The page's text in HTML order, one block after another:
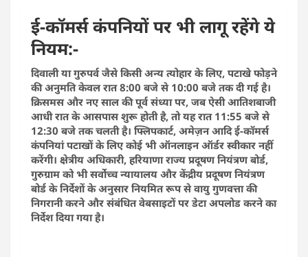
ई-कॉमर्स कंपनियों पर भी लागू रहेंगे ये
नियम:-
दिवाली या गुरुपर्व जैसे किसी अन्य त्योहार के लिए, पटाखे फोड़ने
की अनुमति केवल रात 8:00 बजे से 10:00 बजे तक दी गई है।
क्रिसमस और नए साल की पूर्व संध्या पर, जब ऐसी आतिशबाजी
आधी रात के आसपास शुरू होती है, तो यह रात 11:55 बजे से
12:30 बजे तक चलती है। फ्लिपकार्ट, अमेज़न आदि ई-कॉमर्स
कंपनियां पटाखों के लिए कोई भी ऑनलाइन ऑर्डर स्वीकार नहीं
करेंगी। क्षेत्रीय अधिकारी, हरियाणा राज्य प्रदूषण नियंत्रण बोर्ड,
गुरुग्राम को भी सर्वोच्च न्यायालय और केंद्रीय प्रदूषण नियंत्रण
बोर्ड के निर्देशों के अनुसार नियमित रूप से वायु गुणवत्ता की
निगरानी करने और संबंधित वेबसाइटों पर डेटा अपलोड करने का
निर्देश दिया गया है।